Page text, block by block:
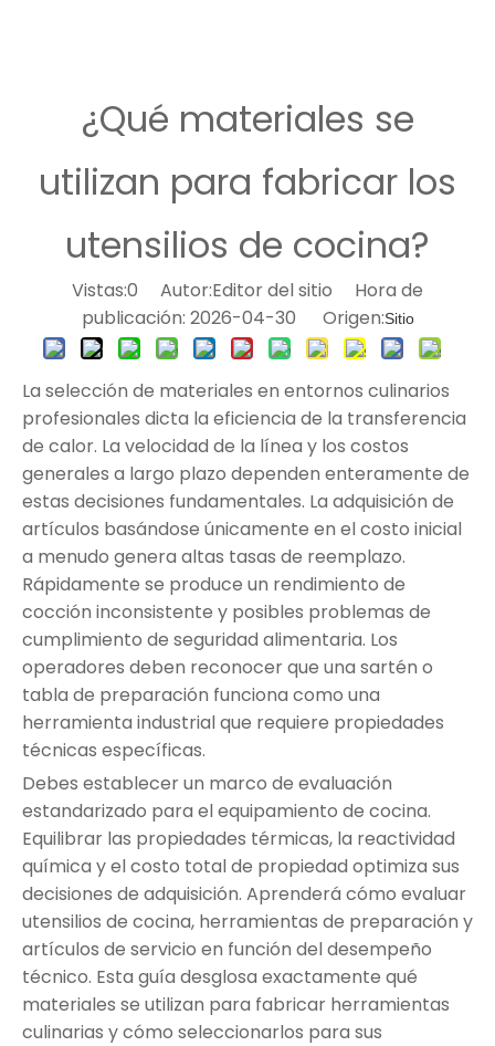
¿Qué materiales se
utilizan para fabricar los
utensilios de cocina?
Vistas:0 Autor:Editor del sitio Hora de
publicación: 2026-04-30 Origen:Sitio
La selección de materiales en entornos culinarios
profesionales dicta la eficiencia de la transferencia
de calor. La velocidad de la línea y los costos
generales a largo plazo dependen enteramente de
estas decisiones fundamentales. La adquisición de
artículos basándose únicamente en el costo inicial
a menudo genera altas tasas de reemplazo.
Rápidamente se produce un rendimiento de
cocción inconsistente y posibles problemas de
cumplimiento de seguridad alimentaria. Los
operadores deben reconocer que una sartén o
tabla de preparación funciona como una
herramienta industrial que requiere propiedades
técnicas específicas.
Debes establecer un marco de evaluación
estandarizado para el equipamiento de cocina.
Equilibrar las propiedades térmicas, la reactividad
química y el costo total de propiedad optimiza sus
decisiones de adquisición. Aprenderá cómo evaluar
utensilios de cocina, herramientas de preparación y
artículos de servicio en función del desempeño
técnico. Esta guía desglosa exactamente qué
materiales se utilizan para fabricar herramientas
culinarias y cómo seleccionarlos para sus